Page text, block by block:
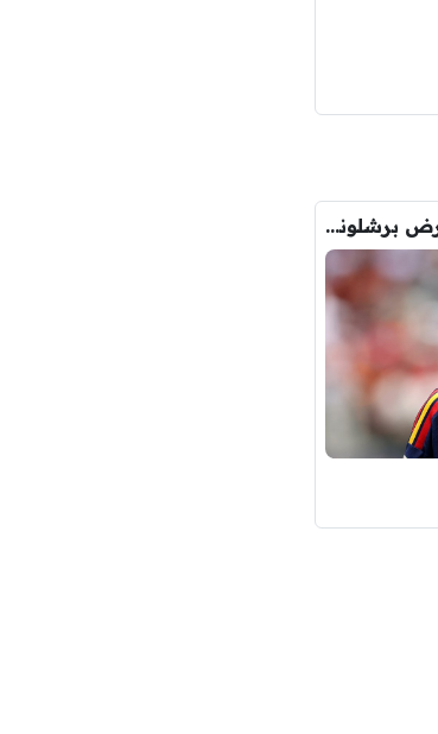
عاجل : مانشستر سيتي يرفض عرض برشلونة الاول لضم رودري.. ويسخر من قيمته